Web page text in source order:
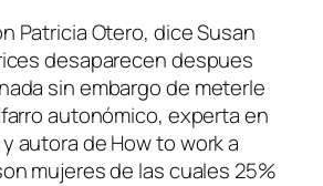
Patricia Otero, dice Susan
desaparecen despues
sin embargo de meterle
autonómico, experta en
autora de How to work a
mujeres de las cuales 25%